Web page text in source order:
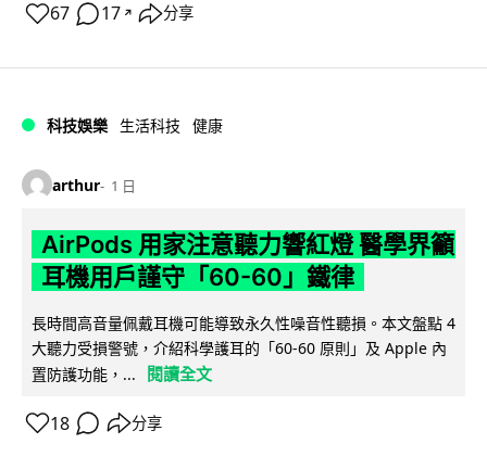
67 17 ↗ 分享
科技娛樂 生活科技 健康
arthur 1 日
AirPods 用家注意聽力響紅燈 醫學界籲
耳機用戶謹守「60-60」鐵律
長時間高音量佩戴耳機可能導致永久性噪音性聽損。本文盤點 4
大聽力受損警號，介紹科學護耳的「60-60 原則」及 Apple 內
置防護功能，...
閱讀全文
18 分享